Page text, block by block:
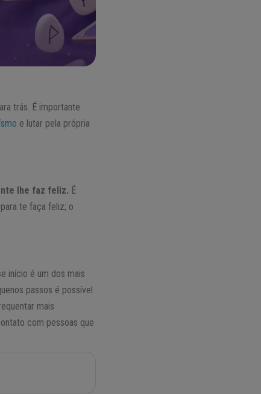
trás. É importante
e lutar pela própria
lhe faz feliz. É
te faça feliz; o
início é um dos mais
passos é possível
mais
com pessoas que